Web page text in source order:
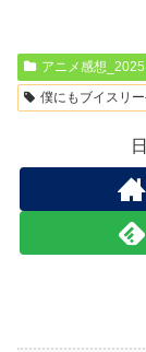
アニメ感想_2025
僕にもブイスリ